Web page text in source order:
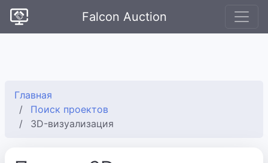
Falcon Auction
Главная
Поиск проектов
3D-визуализация